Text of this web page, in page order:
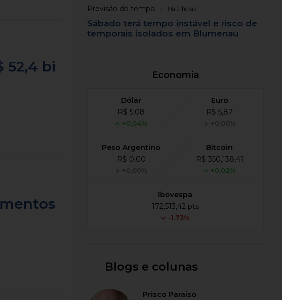
52,4 bi
Previsão do tempo Há 2 horas
Sábado terá tempo instável e risco de
temporais isolados em Blumenau
Economia
Dólar
R$ 5,08
+0,04%
Euro
R$ 5,87
+0,00%
Peso Argentino
R$ 0,00
+0,00%
Bitcoin
R$ 350,138,41
+0,02%
Ibovespa
172,513,42 pts
-1.73%
Blogs e colunas
Prisco Paraíso